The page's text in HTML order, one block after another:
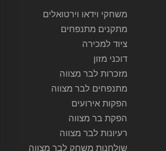
משחקי וידאו וירטואלים
מתקנים מתנפחים
ציוד למכירה
דוכני מזון
מזכרות לבר מצווה
מתנפחים לבר מצווה
הפקות אירועים
הפקת בר מצווה
רעיונות לבר מצווה
שולחנות משחק לבר מצווה